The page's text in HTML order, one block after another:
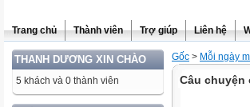
Trang chủ Thành viên Trợ giúp Liên hệ
THANH DƯƠNG XIN CHÀO
5 khách và 0 thành viên
Gốc > Mỗi ngày
Câu chuyện